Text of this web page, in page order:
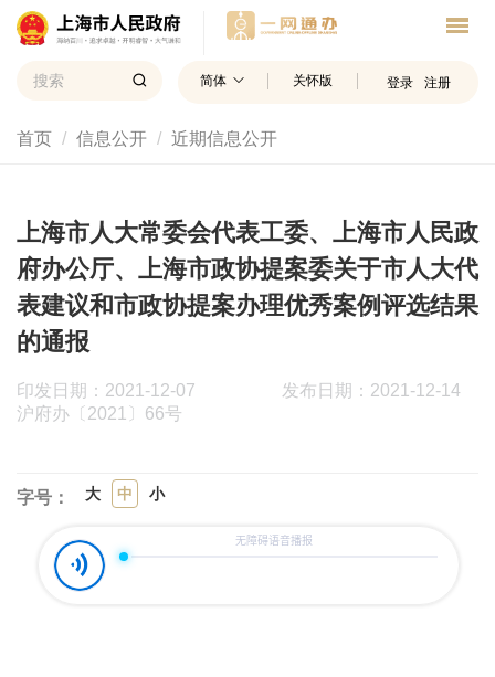
简体 关怀版 登录 注册
首页 信息公开 近期信息公开
上海市人大常委会代表工委、上海市人民政
府办公厅、上海市政协提案委关于市人大代
表建议和市政协提案办理优秀案例评选结果
的通报
印发日期：2021-12-07
发布日期：2021-12-14
沪府办〔2021〕66号
字号： 大 中 小